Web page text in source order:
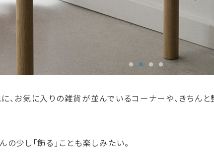
、お気に入りの雑貨が並んでいるコーナーや、きちん
の少し「飾る」ことも楽しみたい。